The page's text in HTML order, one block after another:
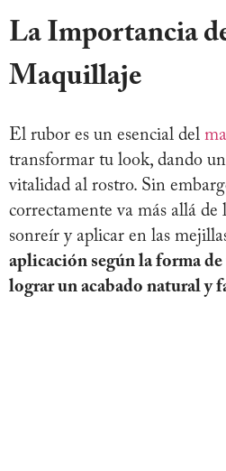
La Importancia
Maquillaje
El rubor es un esencial del
transformar tu look, dando
vitalidad al rostro. Sin
correctamente va más allá
sonreír y aplicar en las
aplicación según la forma
lograr un acabado natural y